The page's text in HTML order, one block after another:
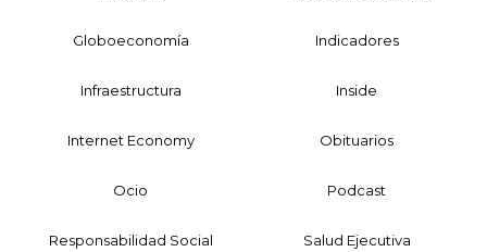
Globoeconomía Indicadores
Infraestructura Inside
Internet Economy Obituarios
Ocio Podcast
Responsabilidad Social Salud Ejecutiva